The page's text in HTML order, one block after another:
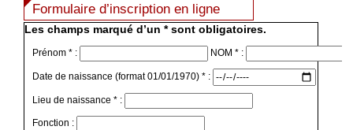
Formulaire d’inscription en ligne
Les champs marqué d’un * sont obligatoires.
Prénom * : NOM * :
Date de naissance (format 01/01/1970) * :
Lieu de naissance * :
Fonction :